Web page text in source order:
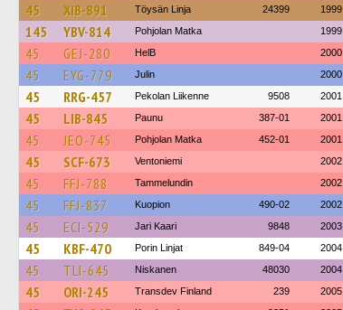
45 XIB-891 Töysän Linja 24399 1999
145 YBV-814 Pohjolan Matka 1999
45 GEJ-280 HelB 2000
45 EYG-779 Julin 2000
45 RRG-457 Pekolan Liikenne 9508 2001
45 LIB-845 Paunu 387-01 2001
45 JEO-745 Pohjolan Matka 452-01 2001
45 SCF-673 Ventoniemi 2002
45 FFJ-788 Tammelundin 2002
45 FFJ-837 Kuopion 490-02 2002
45 ECI-529 Jari Kaari 9848 2003
45 KBF-470 Porin Linjat 849-04 2004
45 TLI-645 Niskanen 48030 2004
45 ORI-245 Transdev Finland 239 2005